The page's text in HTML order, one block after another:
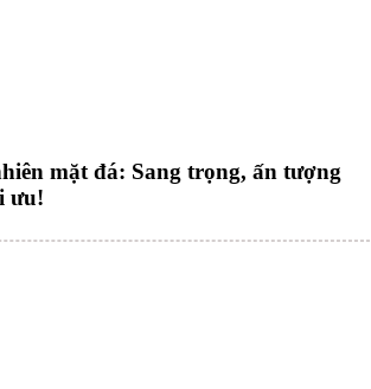
mặt đá: Sang trọng, ấn tượng
ưu!